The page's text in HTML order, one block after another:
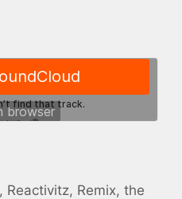
, Reactivitz, Remix,the